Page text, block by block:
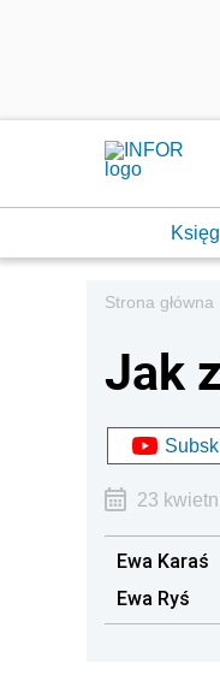
Strona główna
Jak
23
Ewa Karaś
Ewa Ryś